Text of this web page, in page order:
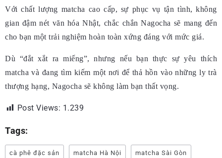
Với chất lượng matcha cao cấp, sự phục vụ tận tình, không
gian đậm nét văn hóa Nhật, chắc chắn Nagocha sẽ mang đến
cho bạn một trải nghiệm hoàn toàn xứng đáng với mức giá.
Dù “đắt xắt ra miếng”, nhưng nếu bạn thực sự yêu thích
matcha và đang tìm kiếm một nơi để thả hồn vào những ly trà
thượng hạng, Nagocha sẽ không làm bạn thất vọng.
Post Views: 1.239
Tags:
cà phê đặc sản matcha Hà Nội matcha Sài Gòn